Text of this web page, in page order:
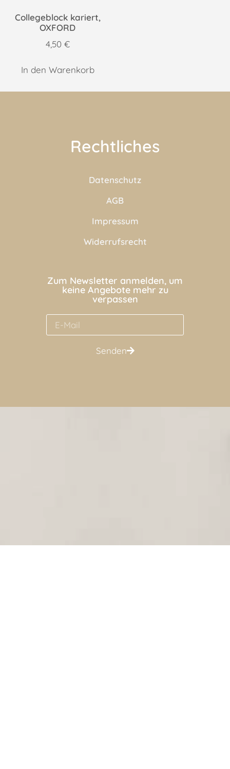
Collegeblock kariert,
OXFORD
4,50 €
In den Warenkorb
Rechtliches
Datenschutz
AGB
Impressum
Widerrufsrecht
Zum Newsletter anmelden, um
keine Angebote mehr zu
verpassen
Senden